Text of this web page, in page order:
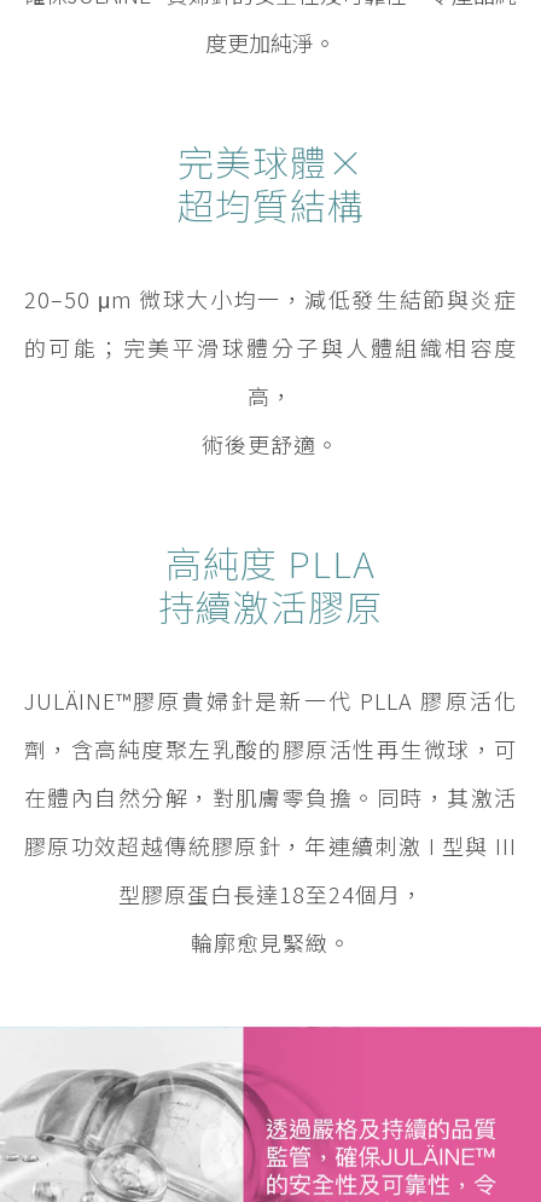
度更加純淨。
完美球體×
超均質結構
20–50 μm 微球大小均一，減低發生結節與炎症
的可能；完美平滑球體分子與人體組織相容度
高，
術後更舒適。
高純度 PLLA
持續激活膠原
JULÄINE™膠原貴婦針是新一代 PLLA 膠原活化
劑，含高純度聚左乳酸的膠原活性再生微球，可
在體內自然分解，對肌膚零負擔。同時，其激活
膠原功效超越傳統膠原針，年連續刺激 I 型與 III
型膠原蛋白長達18至24個月，
輪廓愈見緊緻。